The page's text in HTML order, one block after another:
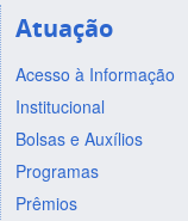
Atuação
Acesso à Informação
Institucional
Bolsas e Auxílios
Programas
Prêmios